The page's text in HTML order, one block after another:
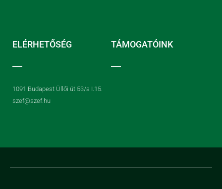
© 2022 MINDEN JOG FENNTARTVA © 1995 - 2026 SZEF